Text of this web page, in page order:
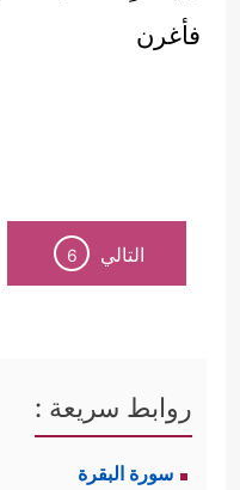
فأغرن
التالي 6
روابط سريعة :
سورة البقرة